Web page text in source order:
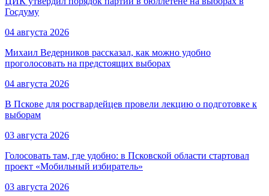
Госдуму
04 августа 2026
Михаил Ведерников рассказал, как можно удобно
проголосовать на предстоящих выборах
04 августа 2026
В Пскове для росгвардейцев провели лекцию о подготовке к
выборам
03 августа 2026
Голосовать там, где удобно: в Псковской области стартовал
проект «Мобильный избиратель»
03 августа 2026